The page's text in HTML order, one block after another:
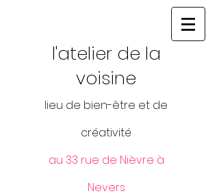
l'atelier de la
voisine
lieu de bien-être et de
créativité
au 33 rue de Nièvre à
Nevers